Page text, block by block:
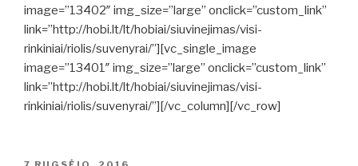
image=”13402″ img_size=”large” onclick=”custom_link”
link=”http://hobi.lt/lt/hobiai/siuvinejimas/visi-
rinkiniai/riolis/suvenyrai/”][vc_single_image
image=”13401″ img_size=”large” onclick=”custom_link”
link=”http://hobi.lt/lt/hobiai/siuvinejimas/visi-
rinkiniai/riolis/suvenyrai/”][/vc_column][/vc_row]